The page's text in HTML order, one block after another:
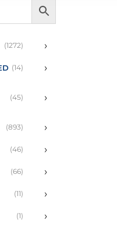
(1272) ›
(14) ›
(45) ›
(893) ›
(46) ›
(66) ›
(11) ›
(1) ›